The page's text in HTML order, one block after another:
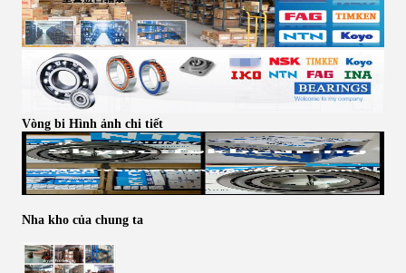
Vòng bi Hình ảnh chi tiết
Nha kho của chung ta